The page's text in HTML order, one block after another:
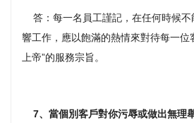
答：每一名員工謹記，在任何時候不
響工作，應以飽滿的熱情來對待每一位
上帝”的服務宗旨。
7、當個別客戶對你污辱或做出無理